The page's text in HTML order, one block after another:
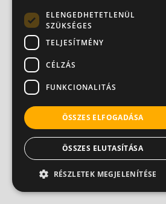
ELENGEDHETETLENÜL
SZÜKSÉGES
TELJESÍTMÉNY
CÉLZÁS
FUNKCIONALITÁS
ÖSSZES ELFOGADÁSA
ÖSSZES ELUTASÍTÁSA
RÉSZLETEK MEGJELENÍTÉSE